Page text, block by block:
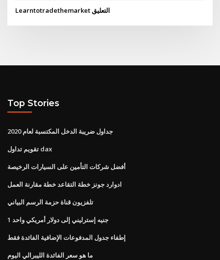
Learntotradethemarket التعليق
Top Stories
جداول ضريبة الدخل المكتسبة لعام 2020
تقويم تداول dax
أفضل شركات التأمين على السيارات الرخيصة
ادوارد جونز خطة التقاعد خطة مقارنة العمل
تلفزيون قناة حزمة الرسم البياني
1 جنيه إسترليني إلى دولار أمريكي واحد
إطفاء جدول المدفوعات الإضافية الفائدة فقط
ما هو سعر الفائدة الليبرالي اليوم